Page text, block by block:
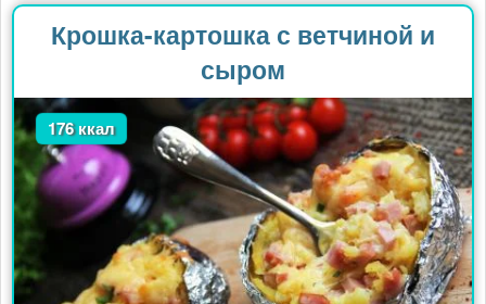
Крошка-картошка с ветчиной и
сыром
176 ккал